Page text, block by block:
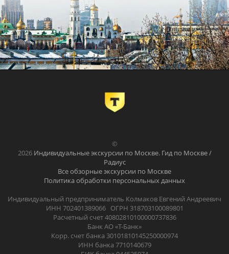
©
2026 Индивидуальные экскурсии по Москве. Гид по Москве /
Радиус
Все обзорные экскурсии по Москве
Политика обработки персональных данных
Индивидуальный предприниматель Колмаков Евгений Андреевич
ИНН 702401389066 ОГРН 318703100089801
Расчетный счет 40802810100000737836
Банк АО «Т-Банк»
Корр. счет банка 30101810145250000974
ИНН банка 7710140679